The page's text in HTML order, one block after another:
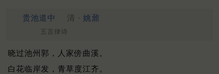
贵池道中 清 · 姚鼐
五言律诗
晓过池州郭，人家傍曲溪。
白花临岸发，青草度江齐。